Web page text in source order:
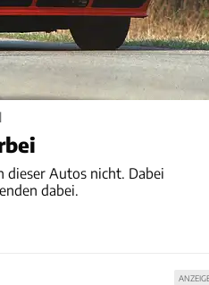
dieser Autos nicht. Dabei
dabei.